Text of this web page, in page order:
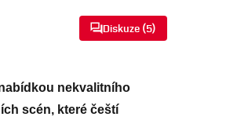
Diskuze (5)
nekvalitního
scén, které čeští